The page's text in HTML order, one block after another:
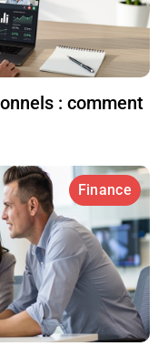
: comment
Finance